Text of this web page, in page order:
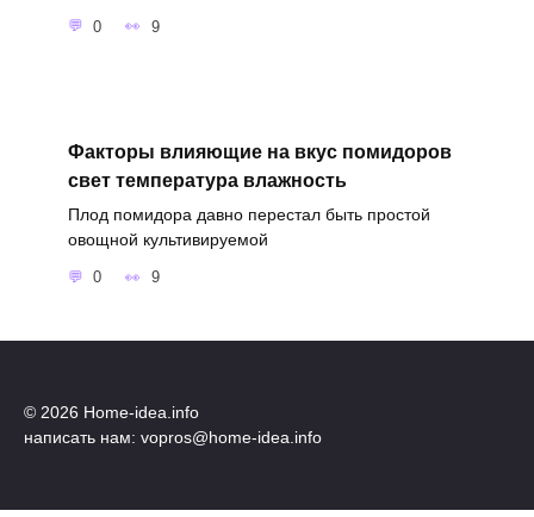
0 9
Факторы влияющие на вкус помидоров
свет температура влажность
Плод помидора давно перестал быть простой
овощной культивируемой
0 9
© 2026 Home-idea.info
написать нам: vopros@home-idea.info